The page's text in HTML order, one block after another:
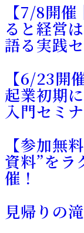
【7/8開
ると経営
語る実践
【6/23開
起業初期
入門セミ
【参加無
資料”をラ
催！
見帰りの